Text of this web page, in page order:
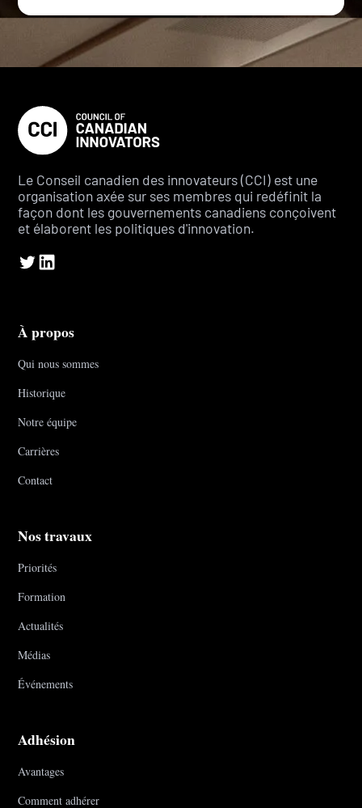
Le Conseil canadien des innovateurs (CCI) est une
organisation axée sur ses membres qui redéfinit la
façon dont les gouvernements canadiens conçoivent
et élaborent les politiques d'innovation.
À propos
Qui nous sommes
Historique
Notre équipe
Carrières
Contact
Nos travaux
Priorités
Formation
Actualités
Médias
Événements
Adhésion
Avantages
Comment adhérer